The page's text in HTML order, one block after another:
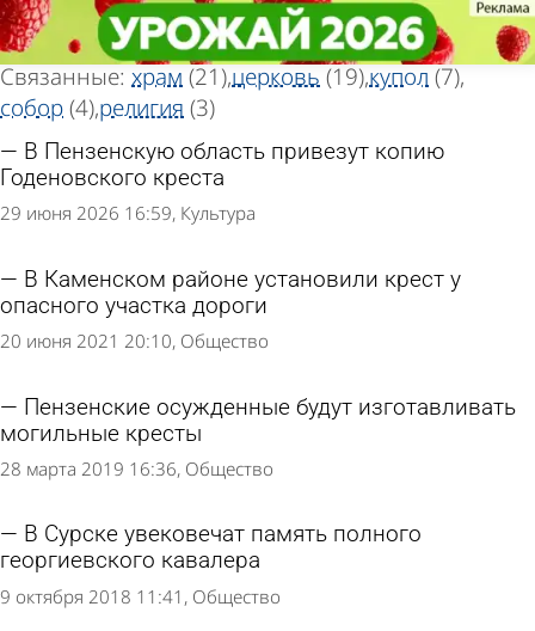
«Крест»
Тег новостей
Всего найдено 47 новостей
Связанные: храм (21)церковь (19)купол (7)
собор(4)религия (3)
В Пензенскую область привезут копию
Годеновского креста
29 июня 2026 16:59 Культура
В Каменском районе установили крест у
опасного участка дороги
20 июня 2021 20:10 Общество
Пензенские осужденные будут изготавливать
могильные кресты
28 марта 2019 16:36 Общество
В Сурске увековечат память полного
георгиевского кавалера
9 октября 2018 11:41 Общество
«Крест»
Тег новостей